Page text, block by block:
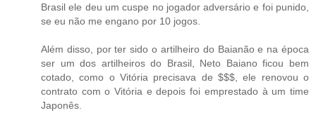
Brasil ele deu um cuspe no jogador adversário e foi punido,
se eu não me engano por 10 jogos.
Além disso, por ter sido o artilheiro do Baianão e na época
ser um dos artilheiros do Brasil, Neto Baiano ficou bem
cotado, como o Vitória precisava de $$$, ele renovou o
contrato com o Vitória e depois foi emprestado à um time
Japonês.